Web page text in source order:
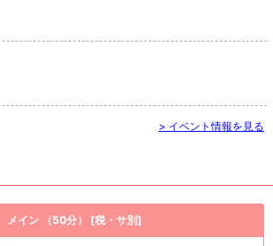
> イベント情報を見る
メイン （50分） [税・サ別]